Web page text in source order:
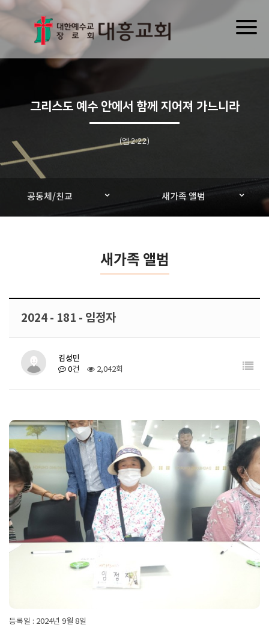
그리스도 예수 안에서 함께 지어져 가느니라
(엡 2:22)
공동체/친교 새가족 앨범
새가족 앨범
2024 - 181 - 임정자
김성민
0건 2,042회
등록일 : 2024년 9월 8일